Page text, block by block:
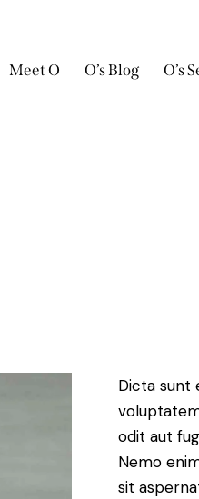
Meet O O’s Blog O’s
Dicta sunt
odit aut
Nemo
sit